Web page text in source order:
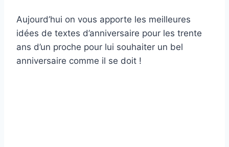
Aujourd’hui on vous apporte les meilleures
idées de textes d’anniversaire pour les trente
ans d’un proche pour lui souhaiter un bel
anniversaire comme il se doit !